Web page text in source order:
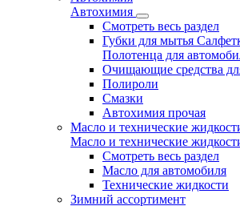
Автохимия
Смотреть весь раздел
Губки для мытья
Полотенца для
Очищающие средства
Полироли
Смазки
Автохимия прочая
Масло и технические
Масло и технические
Смотреть весь раздел
Масло для автомобиля
Технические жидкости
Зимний ассортимент